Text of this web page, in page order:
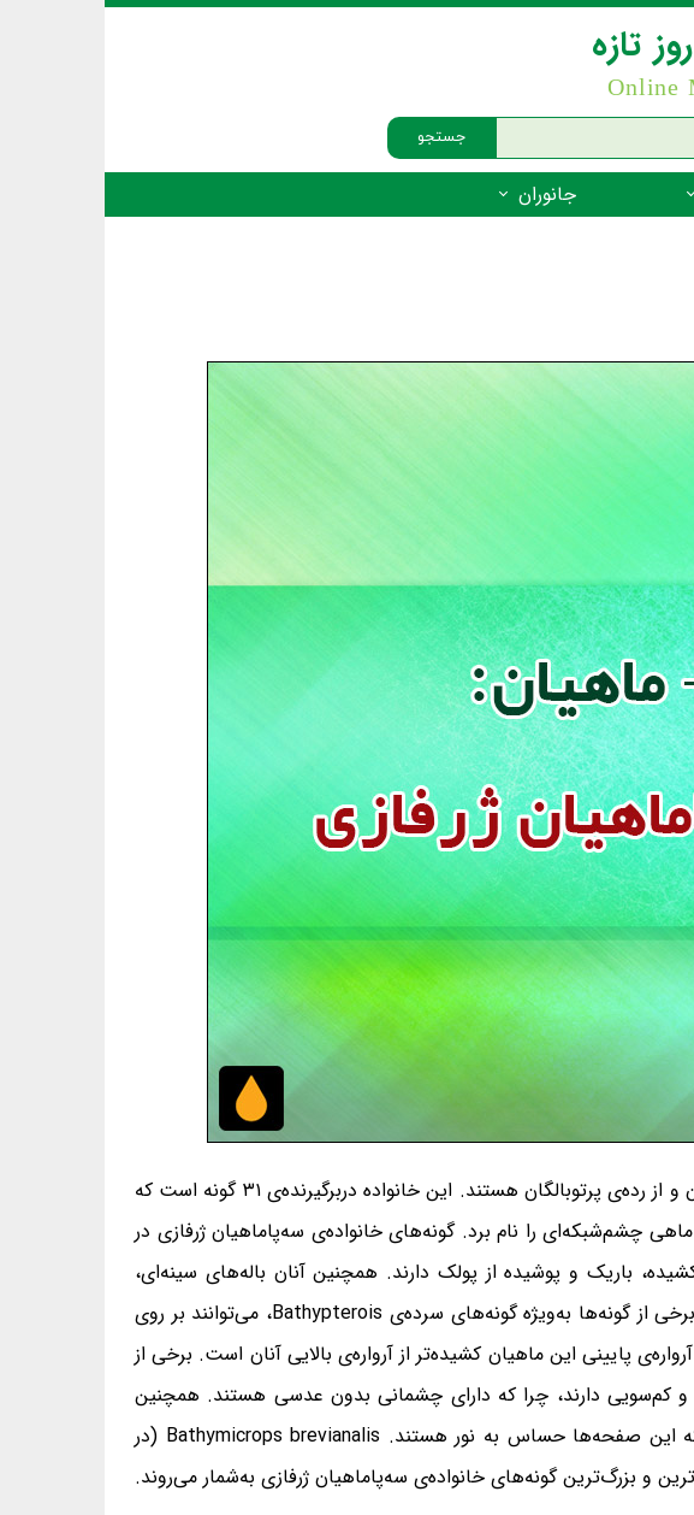
جستجو
تازه
Online
جانوران
جانوران مهره‌دار - دوزیستان
خانواده‌ی سه‌پاماهیان ژرفازی Ipnopidae، خانواده‌ای از زیرراسته‌ی سبزچشم‌سانیان، از راسته‌ی لوله‌سانان و از رده‌ی پرتوبالگان هستند. این خانواده دربرگیرنده‌ی ۳۱ گونه است که
چشم‌شبکه‌ای را نام برد. گونه‌های خانواده‌ی سه‌پاماهیان ژرفازی در
باریک و پوشیده از پولک دارند. همچنین آنان باله‌های سینه‌ای،
شکمی و دُمی دراز دارند. درازای پرتوهای این باله‌ها در برخی گونه‌ها تا ۳ برابر درازای بدن‌شان است. برخی از گونه‌ها به‌ویژه گونه‌های سرده‌ی Bathypterois، می‌توانند بر روی
پایینی این ماهیان کشیده‌تر از آرواره‌ی بالایی آنان است. برخی از
و کم‌سویی دارند، چرا که دارای چشمانی بدون عدسی هستند. همچنین
گونه‌های سرده‌ی Ipnops، به‌جای چشم، در بالای جمجمه‌ی خود پوسته‌ای استخوانی و تخت دارند، که این صفحه‌ها حساس به نور هستند. Bathymicrops brevianalis (در
و ماهی عنکبوتی سه‌پایه با درازای ۴۳/۴ سانتی‌متر، کوچک‌ترین و بزرگ‌ترین گونه‌های خانواده‌ی سه‌پاماهیان ژرفازی به‌شمار می‌روند.